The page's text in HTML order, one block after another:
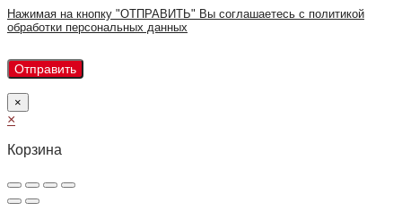
Нажимая на кнопку "ОТПРАВИТЬ" Вы соглашаетесь с политикой
обработки персональных данных
×
×
Корзина